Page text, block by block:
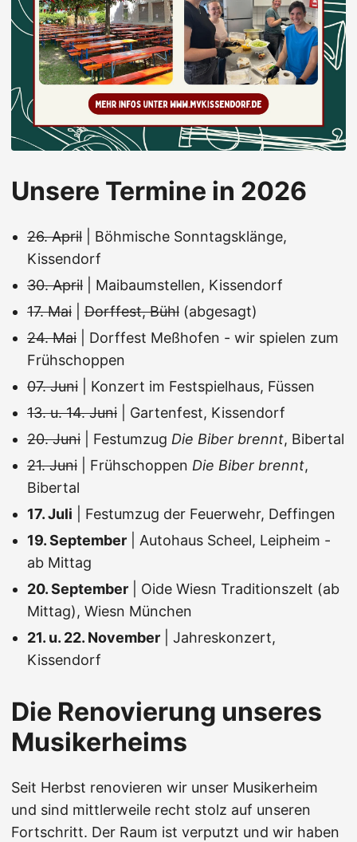
Unsere Termine in 2026
26. April | Böhmische Sonntagsklänge,
Kissendorf
30. April | Maibaumstellen, Kissendorf
17. Mai
Dorffest, Bühl (abgesagt)
24. Mai | Dorffest Meßhofen - wir spielen zum
Frühschoppen
07. Juni | Konzert im Festspielhaus, Füssen
13. u. 14. Juni | Gartenfest, Kissendorf
20. Juni | Festumzug Die Biber brennt, Bibertal
21. Juni | Frühschoppen Die Biber brennt,
Bibertal
17. Juli | Festumzug der Feuerwehr, Deffingen
19. September | Autohaus Scheel, Leipheim -
ab Mittag
20. September | Oide Wiesn Traditionszelt (ab
Mittag), Wiesn München
21. u. 22. November | Jahreskonzert,
Kissendorf
Die Renovierung unseres
Musikerheims
Seit Herbst renovieren wir unser Musikerheim
und sind mittlerweile recht stolz auf unseren
Fortschritt. Der Raum ist verputzt und wir haben